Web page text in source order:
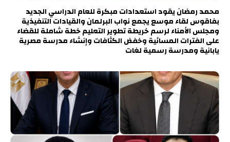
محمد رمضان يقود استعدادات مبكرة للعام الدراسي الجديد
بفاقوس لقاء موسع يجمع نواب البرلمان والقيادات التنفيذية
ومجلس الأمناء لرسم خريطة تطوير التعليم خطة شاملة للقضاء
على الفترات المسائية وخفض الكثافات وإنشاء مدرسة مصرية
يابانية ومدرسة رسمية لغات